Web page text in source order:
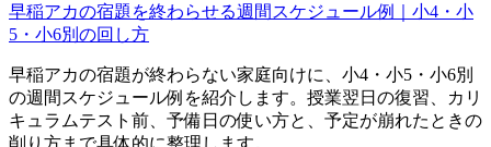
早稲アカの宿題を終わらせる週間スケジュール例｜小4・小
5・小6別の回し方
早稲アカの宿題が終わらない家庭向けに、小4・小5・小6別
の週間スケジュール例を紹介します。授業翌日の復習、カリ
キュラムテスト前、予備日の使い方と、予定が崩れたときの
削り方まで具体的に整理します。